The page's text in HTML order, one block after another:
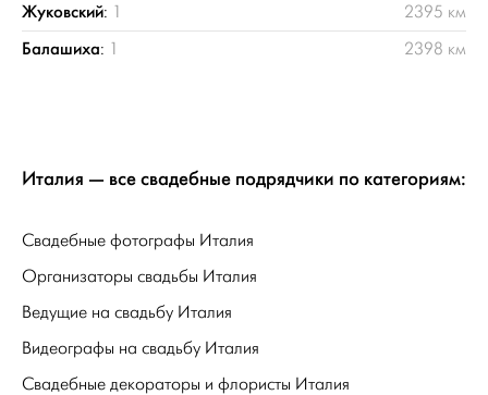
Жуковский: 1 2395 км
Балашиха: 1 2398 км
Италия — все свадебные подрядчики по категориям:
Свадебные фотографы Италия
Организаторы свадьбы Италия
Ведущие на свадьбу Италия
Видеографы на свадьбу Италия
Свадебные декораторы и флористы Италия